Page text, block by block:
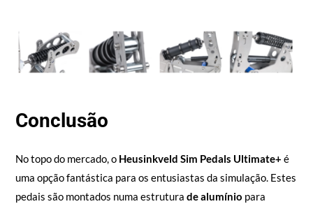
Conclusão
No topo do mercado, o Heusinkveld Sim Pedals Ultimate+ é
uma opção fantástica para os entusiastas da simulação. Estes
pedais são montados numa estrutura de alumínio para